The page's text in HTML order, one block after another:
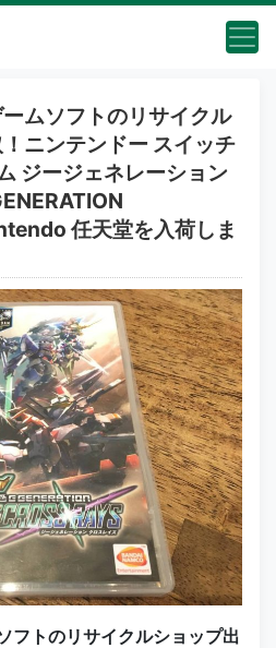
ムソフトのリサイクル
ニンテンドー スイッチ
ジージェネレーション
任天堂を入荷しま
フトのリサイクルショップ出